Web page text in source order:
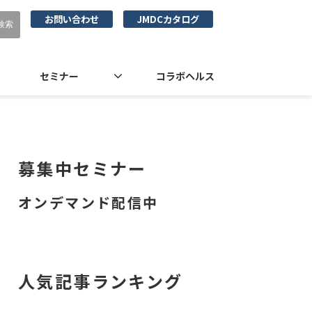
お問い合わせ JMDCカタログ
セミナー コラボヘルス
募集中セミナー
オンデマンド配信中
人気記事ランキング